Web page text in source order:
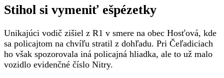
Stihol si vymeniť ešpézetky
Unikajúci vodič zišiel z R1 v smere na obec Hosťová, kde
sa policajtom na chvíľu stratil z dohľadu. Pri Čeľadiciach
ho však spozorovala iná policajná hliadka, ale to už malo
vozidlo evidenčné číslo Nitry.